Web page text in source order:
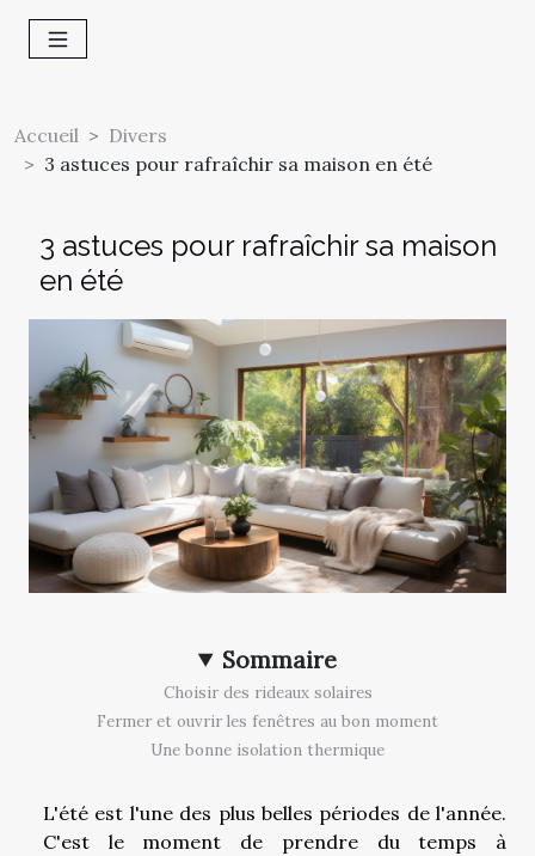
Accueil
Divers
3 astuces pour rafraîchir sa maison en été
3 astuces pour rafraîchir sa maison
en été
Sommaire
Choisir des rideaux solaires
Fermer et ouvrir les fenêtres au bon moment
Une bonne isolation thermique
L'été est l'une des plus belles périodes de l'année.
C'est le moment de prendre du temps à